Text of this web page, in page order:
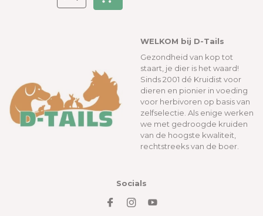
WELKOM bij D-Tails
Gezondheid van kop tot
staart, je dier is het waard!
Sinds 2001 dé Kruidist voor
dieren en pionier in voeding
voor herbivoren op basis van
zelfselectie. Als enige werken
we met gedroogde kruiden
van de hoogste kwaliteit,
rechtstreeks van de boer.
Socials